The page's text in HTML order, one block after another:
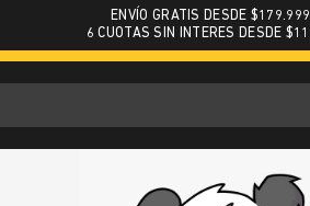
ENVÍO GRATIS DESDE
6 CUOTAS SIN INTERES DESDE